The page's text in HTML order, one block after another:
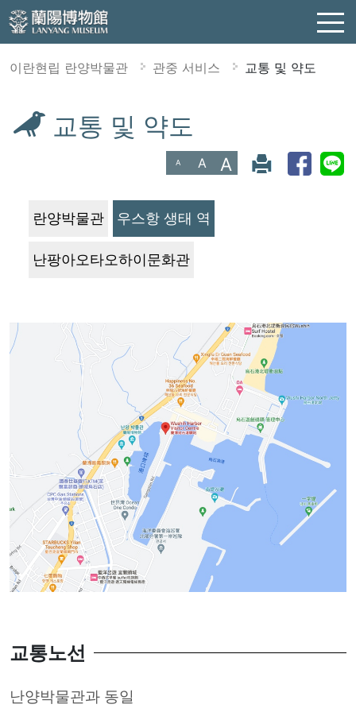
이란현립 란양박물관 관중 서비스 교통 및 약도
교통 및 약도
A A A
란양박물관 우스항 생태 역
난팡아오타오하이문화관
교통노선
난양박물관과 동일